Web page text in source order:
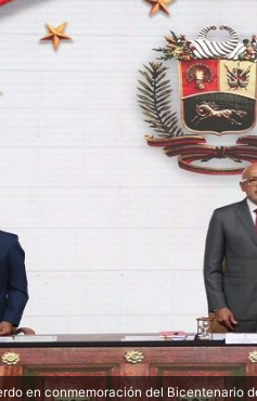
en conmemoración del Bicentenario